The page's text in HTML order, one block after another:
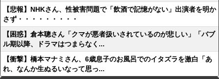
【悲報】NHKさん、性被害問題で「飲酒で記憶がない」出演者を明か
さず・・・・・・・・・
【困惑】倉本聰さん「クマが悪者扱いされているのが悲しい」「バブ
ル期以降、ドラマはつまらなく...
【衝撃】橋本マナミさん、6歳息子のお風呂でのイタズラを激白「あ
れ、なんか生ぬるいなって思っ...